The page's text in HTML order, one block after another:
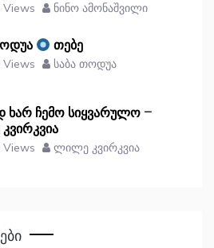
ნინო ამონაშვილი
თებე
საბა თოდუა
ხარ ჩემო სიყვარულო –
ლილე კვირკვია